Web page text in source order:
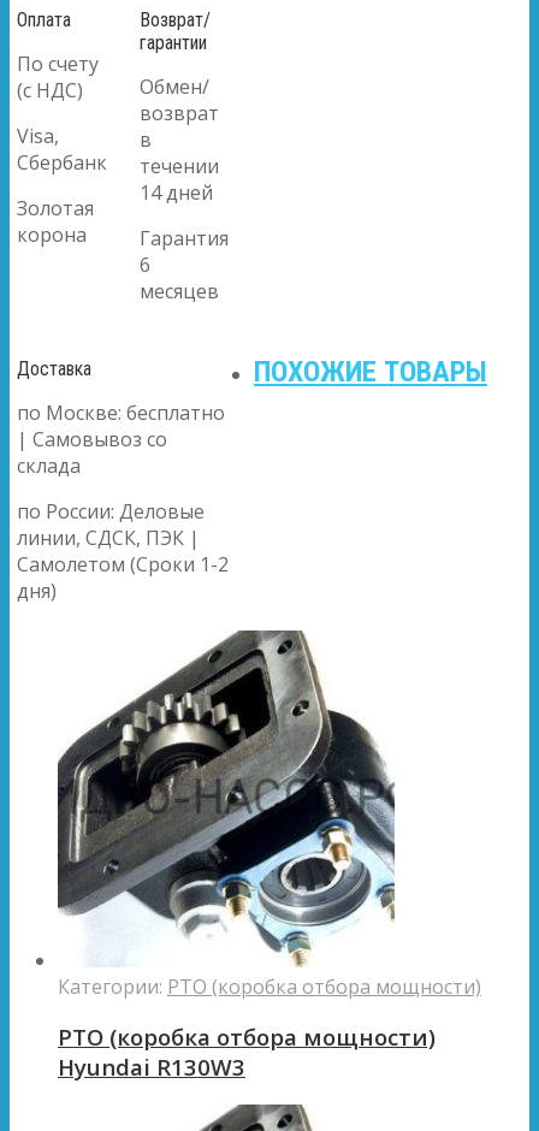
Оплата
По счету
(с НДС)
Visa,
Сбербанк
Золотая
корона
Возврат/
гарантии
Обмен/
возврат
в
течении
14 дней
Гарантия
6
месяцев
Доставка
по Москве: бесплатно
| Самовывоз со
склада
по России: Деловые
линии, СДСК, ПЭК |
Самолетом (Сроки 1-2
дня)
ПОХОЖИЕ ТОВАРЫ
Категории: PTO (коробка отбора мощности)
PTO (коробка отбора мощности)
Hyundai R130W3